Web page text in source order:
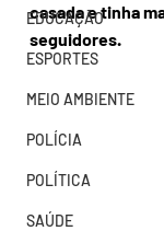
EDUCAÇÃO
ESPORTES
MEIO AMBIENTE
POLÍCIA
POLÍTICA
SAÚDE
casada e tinha
seguidores.